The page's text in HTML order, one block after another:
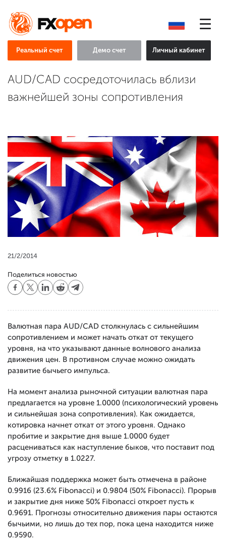
Реальный счет Демо счет Личный кабинет
AUD/CAD сосредоточилась вблизи
важнейшей зоны сопротивления
21/2/2014
Поделиться новостью
Валютная пара AUD/CAD столкнулась с сильнейшим
сопротивлением и может начать откат от текущего
уровня, на что указывают данные волнового анализа
движения цен. В противном случае можно ожидать
развитие бычьего импульса.
На момент анализа рыночной ситуации валютная пара
предлагается на уровне 1.0000 (психологический уровень
и сильнейшая зона сопротивления). Как ожидается,
котировка начнет откат от этого уровня. Однако
пробитие и закрытие дня выше 1.0000 будет
расцениваться как наступление быков, что поставит под
угрозу отметку в 1.0227.
Ближайшая поддержка может быть отмечена в районе
0.9916 (23.6% Fibonacci) и 0.9804 (50% Fibonacci). Прорыв
и закрытие дня ниже 50% Fibonacci откроет пусть к
0.9691. Прогнозы относительно движения пары остаются
бычьими, но лишь до тех пор, пока цена находится ниже
0.9590.